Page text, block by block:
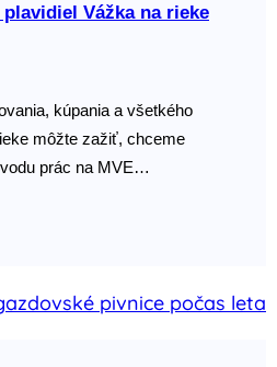
Vážka na rieke
kúpania a všetkého
môžte zažiť, chceme
prác na MVE…